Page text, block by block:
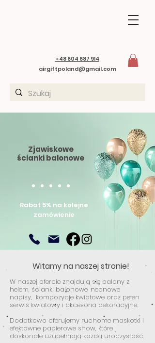
+48 604 687 914
airgiftpoland@gmail.com
Rabat 5% na kolejne
zamówienie
Zjawiskowe
ścianki balonowe
Witamy na naszej stronie!
W naszej ofercie znajdują się balony z
helem, ścianki balonowe, neonowe
napisy, kompozycje kwiatowe oraz pełen
serwis kwiatowy i akcesoria dekoracyjne.
Dodatkowo oferujemy ruchome maskotki i
efektowne papierowe show, które
doskonale uzupełniają każdą uroczystość.